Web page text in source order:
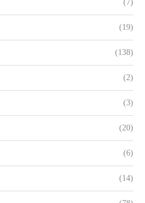
(7)
(19)
(138)
(2)
(3)
(20)
(6)
(14)